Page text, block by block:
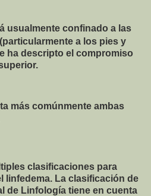
usualmente confinado a las
a los pies y
ha descripto el compromiso
más comúnmente ambas
clasificaciones para
linfedema. La clasificación de
de Linfología tiene en cuenta